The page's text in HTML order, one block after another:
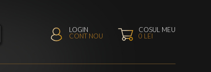
COSUL MEU
0 LEI
LOGIN
CONT NOU